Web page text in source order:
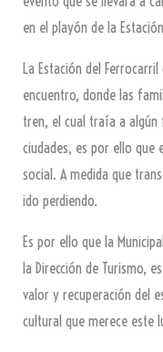
en el playón de la
La Estación del
encuentro, donde las
tren, el cual traía a algún
ciudades, es por ello que
social. A medida que
ido perdiendo.
Es por ello que la
la Dirección de Turismo,
valor y recuperación del
cultural que merece este